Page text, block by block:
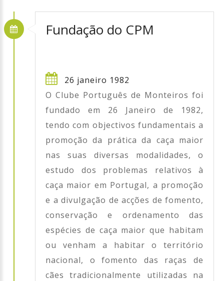
Fundação do CPM
26 janeiro 1982
O Clube Português de Monteiros foi
fundado em 26 Janeiro de 1982,
tendo com objectivos fundamentais a
promoção da prática da caça maior
nas suas diversas modalidades, o
estudo dos problemas relativos à
caça maior em Portugal, a promoção
e a divulgação de acções de fomento,
conservação e ordenamento das
espécies de caça maior que habitam
ou venham a habitar o território
nacional, o fomento das raças de
cães tradicionalmente utilizadas na